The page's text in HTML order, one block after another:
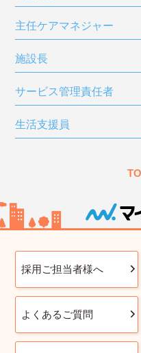
主任ケアマネジャー
施設長
サービス管理責任者
生活支援員
採用ご担当者様へ
よくあるご質問